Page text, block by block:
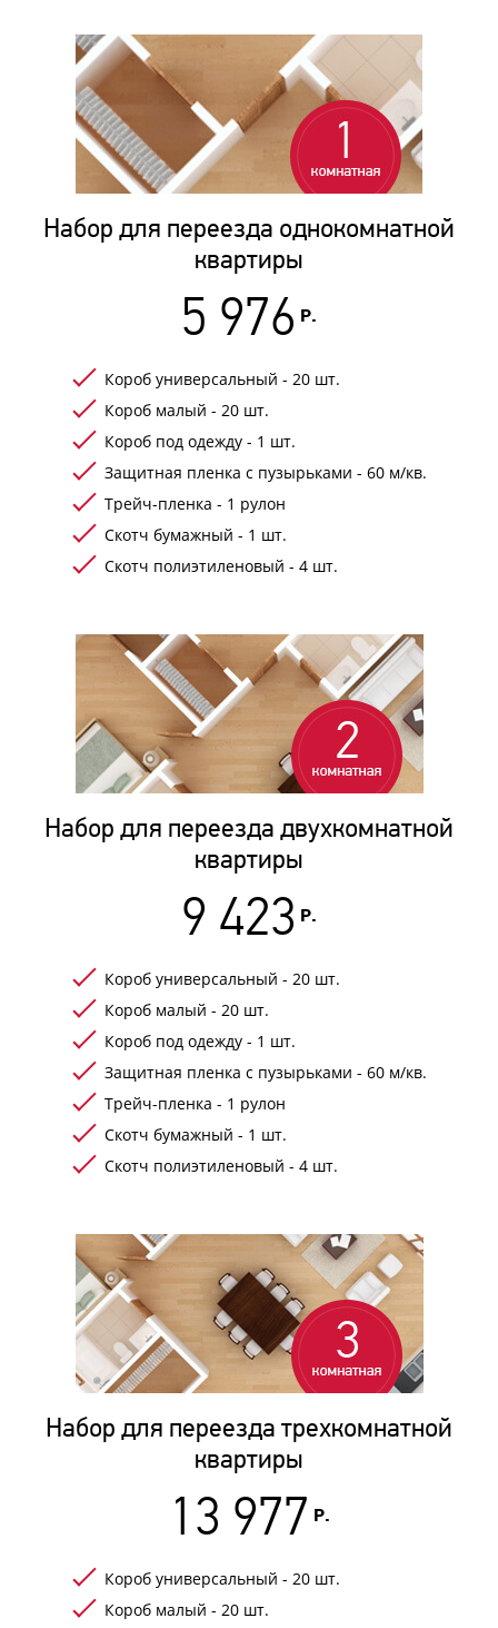
Набор для переезда однокомнатной
квартиры
5 976 Р.
Короб универсальный - 20 шт.
Короб малый - 20 шт.
Короб под одежду - 1 шт.
Защитная пленка с пузырьками - 60 м/кв.
Трейч-пленка - 1 рулон
Скотч бумажный - 1 шт.
Скотч полиэтиленовый - 4 шт.
Набор для переезда двухкомнатной
квартиры
9 423 Р.
Короб универсальный - 20 шт.
Короб малый - 20 шт.
Короб под одежду - 1 шт.
Защитная пленка с пузырьками - 60 м/кв.
Трейч-пленка - 1 рулон
Скотч бумажный - 1 шт.
Скотч полиэтиленовый - 4 шт.
Набор для переезда трехкомнатной
квартиры
13 977 Р.
Короб универсальный - 20 шт.
Короб малый - 20 шт.